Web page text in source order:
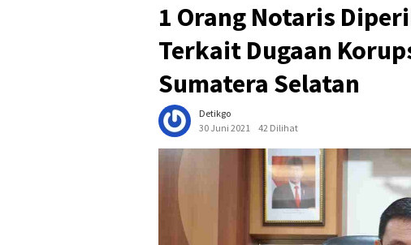
1 Orang Notaris
Terkait Dugaan
Sumatera Selatan
Detikgo
30 Juni 2021
42 Dilihat